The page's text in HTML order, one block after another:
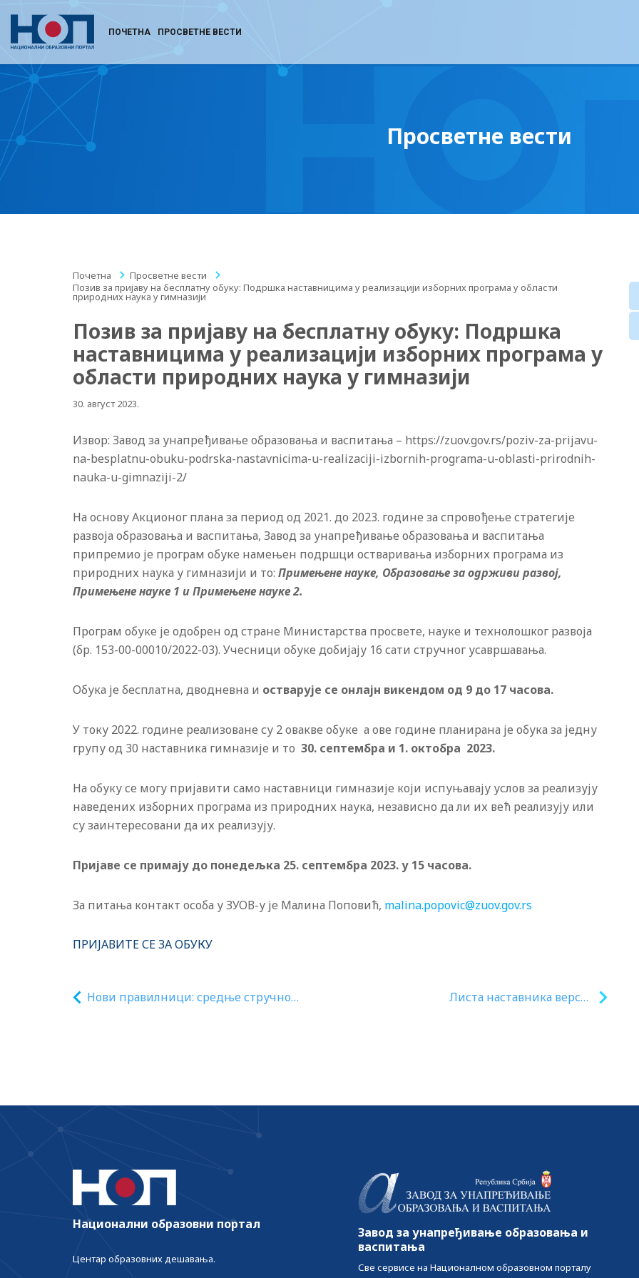
ПОЧЕТНА ПРОСВЕТНЕ ВЕСТИ
Просветне вести
Почетна / Просветне вести
/
Позив за пријаву на бесплатну обуку: Подршка наставницима у реализацији изборних програма у области
природних наука у гимназији
Позив за пријаву на бесплатну обуку: Подршка
наставницима у реализацији изборних програма у
области природних наука у гимназији
30. август 2023.
Извор: Завод за унапређивање образовања и васпитања – https://zuov.gov.rs/poziv-za-prijavu-
na-besplatnu-obuku-podrska-nastavnicima-u-realizaciji-izbornih-programa-u-oblasti-prirodnih-
nauka-u-gimnaziji-2/
На основу Акционог плана за период од 2021. до 2023. године за спровођење стратегије
развоја образовања и васпитања, Завод за унапређивање образовања и васпитања
припремио је програм обуке намењен подршци остваривања изборних програма из
природних наука у гимназији и то: Примењене науке, Образовање за одрживи развој,
Примењене науке 1 и Примењене науке 2.
Програм обуке је одобрен од стране Министарства просвете, науке и технолошког развоја
(бр. 153-00-00010/2022-03). Учесници обуке добиjаjу 16 сати стручног усавршавања.
Обука је бесплатна, дводневна и остварује се онлајн викендом од 9 до 17 часова.
У току 2022. године реализоване су 2 овакве обуке а ове године планирана је обука за једну
групу од 30 наставника гимназије и то 30. септембра и 1. октобра 2023.
На обуку се могу пријавити само наставници гимназије који испуњавају услов за реализују
наведених изборних програма из природних наука, независно да ли их већ реализују или
су заинтересовани да их реализују.
Приjаве се примаjу до понедељка 25. септембра 2023. у 15 часова.
За питања контакт особа у ЗУОВ-у је Малина Поповић, malina.popovic@zuov.gov.rs
ПРИЈАВИТЕ СЕ ЗА ОБУКУ
Нови правилници: средње стручно
Листа наставника верске
Национални образовни портал
Центар образовних дешавања.
Завод за унапређивање образовања и
васпитања
Све сервисе на Националном образовном порталу